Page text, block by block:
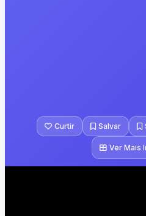
Curtir Salvar
Ver Mais